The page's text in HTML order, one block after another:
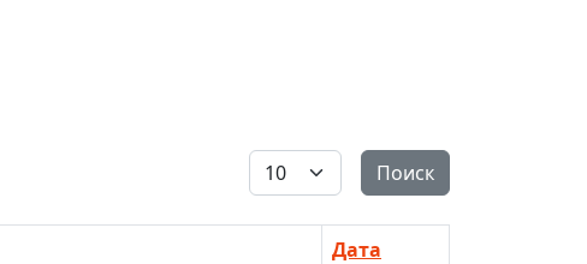
Кол-во строк: Поиск
Дата